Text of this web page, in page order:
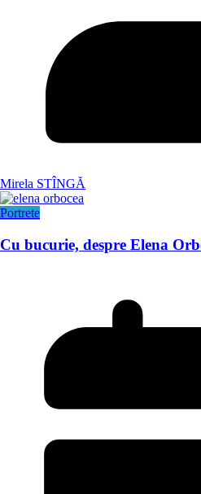
Mirela STÎNGĂ
Portrete
Cu bucurie, despre Elena